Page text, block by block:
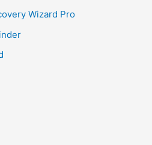
Wizard Pro